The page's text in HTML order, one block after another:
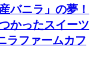
バニラ」の夢！
かったスイーツ
ラファームカフ